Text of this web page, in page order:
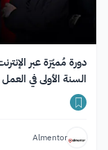
السنة الأولى في العمل
Almentor